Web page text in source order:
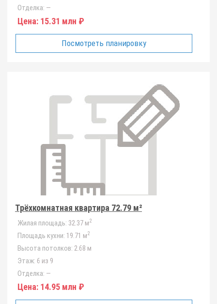
Отделка: —
Цена: 15.31 млн ₽
Посмотреть планировку
Трёхкомнатная квартира 72.79 м²
Жилая площадь: 32.37 м2
Площадь кухни: 19.71 м2
Высота потолков: 2.68 м
Этаж: 6 из 9
Отделка: —
Цена: 14.95 млн ₽